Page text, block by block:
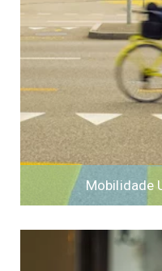
Mobilidade